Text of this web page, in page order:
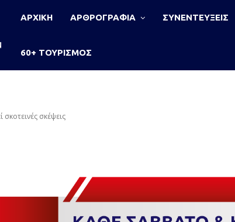
ΑΡΧΙΚΗ ΑΡΘΡΟΓΡΑΦΙΑ ΣΥΝΕΝΤΕΥΞΕΙΣ
60+ ΤΟΥΡΙΣΜΟΣ
σκέψεις